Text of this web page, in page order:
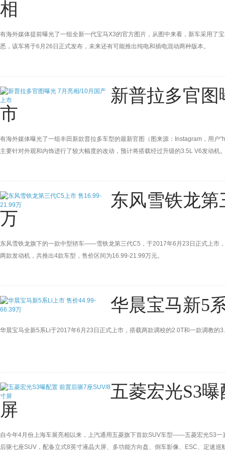
相
有海外媒体提前曝光了一组全新一代宝马X3的官方图片，从图中来看，新车采用了
悉，该车将于6月26日正式发布，未来还有可能推出纯电和插电混动两种版本。
新普拉多官图
市
有海外媒体曝光了一组丰田新款普拉多车型的最新官图（图来源：Instagram，用
主要针对外观和内饰进行了较大幅度的改动，预计将搭载经过升级的3.5L V6发动
东风雪铁龙第
万
东风雪铁龙旗下的一款中型轿车——雪铁龙第三代C5，于2017年6月23日正式上市
两款发动机，共推出4款车型，售价区间为16.99-21.99万元。
华晨宝马新5
华晨宝马全新5系Li于2017年6月23日正式上市，搭载两款调校的2.0T和一款调教的
五菱宏光S3
屏
自今年4月份上海车展亮相以来，上汽通用五菱旗下首款SUV车型——五菱宏光S3
后驱七座SUV，配备立式8英寸液晶大屏、多功能方向盘、倒车影像、ESC、定速